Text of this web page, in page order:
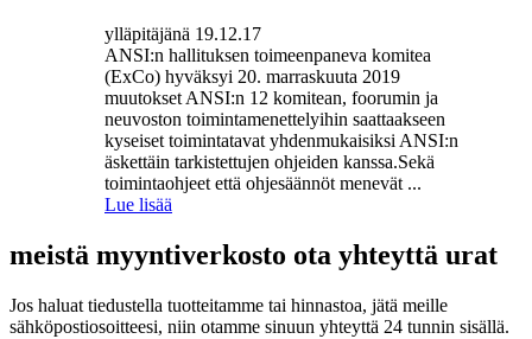
ylläpitäjänä 19.12.17
ANSI:n hallituksen toimeenpaneva komitea
(ExCo) hyväksyi 20. marraskuuta 2019
muutokset ANSI:n 12 komitean, foorumin ja
neuvoston toimintamenettelyihin saattaakseen
kyseiset toimintatavat yhdenmukaisiksi ANSI:n
äskettäin tarkistettujen ohjeiden kanssa.Sekä
toimintaohjeet että ohjesäännöt menevät ...
Lue lisää
meistä myyntiverkosto ota yhteyttä urat
Jos haluat tiedustella tuotteitamme tai hinnastoa, jätä meille
sähköpostiosoitteesi, niin otamme sinuun yhteyttä 24 tunnin sisällä.